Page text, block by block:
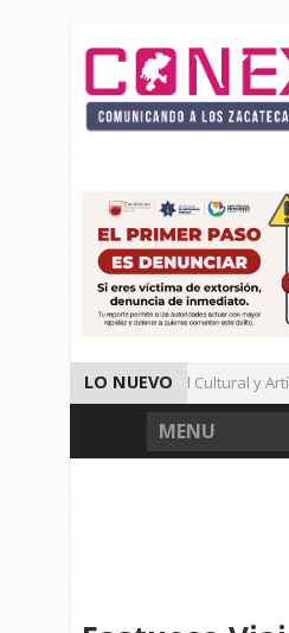
LO NUEVO
Da inicio el Festival Cultural y
Muere Agresor, Detienen a Dos
MENU